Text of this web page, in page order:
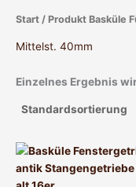
Start / Produkt Basküle
Mittelst. 40mm
Einzelnes Ergebnis